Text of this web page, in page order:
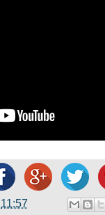
11:57